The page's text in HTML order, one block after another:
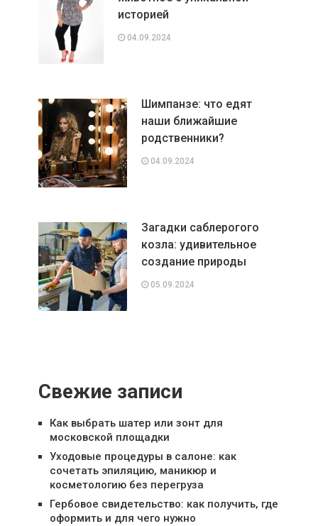
историей
04.09.2024
Шимпанзе: что едят
наши ближайшие
родственники?
04.09.2024
Загадки саблерогого
козла: удивительное
создание природы
05.09.2024
Свежие записи
Как выбрать шатер или зонт для
московской площадки
Уходовые процедуры в салоне: как
сочетать эпиляцию, маникюр и
косметологию без перегруза
Гербовое свидетельство: как получить, где
оформить и для чего нужно